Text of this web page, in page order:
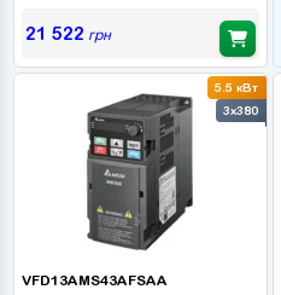
21 522 грн
5.5 кВт
3x380
VFD13AMS43AFSAA